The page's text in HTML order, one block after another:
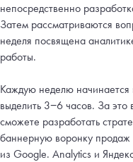
непосредственно
Затем рассматриваются
неделя посвящена
работы.
Каждую неделю
выделить 3−6 часов. За
сможете разработать
баннерную воронку продаж
из Google. Analytics и